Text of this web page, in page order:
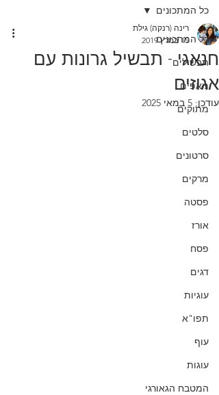
כל המתכונים
תבשילים
מאפים
מתוקים
סלטים
סרטונים
מרקים
פסטה
אורז
פסח
דגים
עוגיות
תפו"א
עוף
עוגות
המטבח הגאורגי
כל המתכונים
חנאגי - תבשיל גרונות עם
אגוזים
רינה (רנקה) גילת
15 במרץ 2019
עודכן: 5 במאי 2025